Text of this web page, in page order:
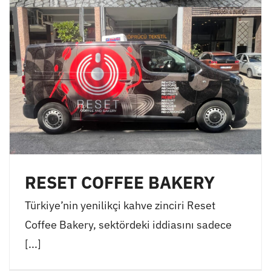
RESET COFFEE BAKERY
Türkiye’nin yenilikçi kahve zinciri Reset
Coffee Bakery, sektördeki iddiasını sadece
[...]